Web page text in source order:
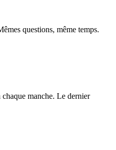
questions, même temps.
manche. Le dernier